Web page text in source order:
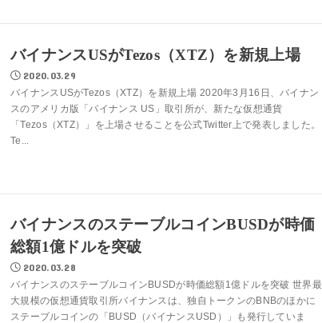
バイナンスUSがTezos（XTZ）を新規上場
2020.03.29
バイナンスUSがTezos（XTZ）を新規上場 2020年3月16日、バイナン
スのアメリカ版「バイナンス US」取引所が、新たな仮想通貨
「Tezos（XTZ）」を上場させることを公式Twitter上で発表しました。
Te...
バイナンスのステーブルコインBUSDが時価
総額1億ドルを突破
2020.03.28
バイナンスのステーブルコインBUSDが時価総額1億ドルを突破 世界最
大規模の仮想通貨取引所バイナンスは、独自トークンのBNBのほかに
ステーブルコインの「BUSD（バイナンスUSD）」も発行していま